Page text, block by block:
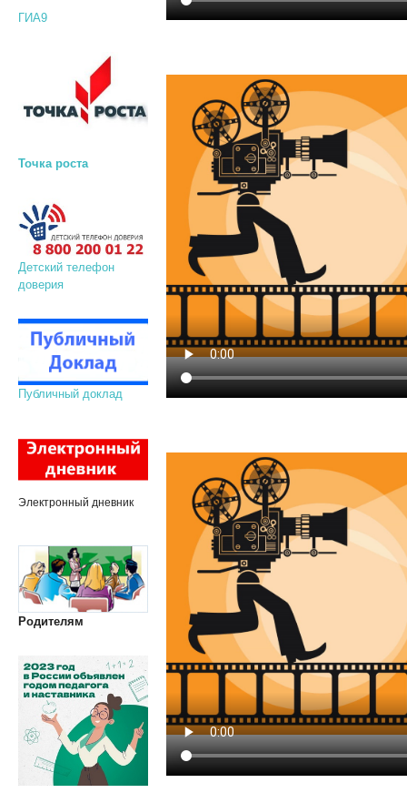
ГИА9
Точка роста
Детский телефон
доверия
Публичный доклад
Электронный дневник
Родителям